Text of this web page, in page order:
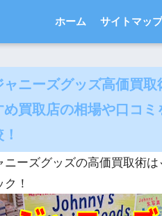
ホーム サイトマップ
ャニーズグッズ高価買取
め買取店の相場や口コミ
ニーズグッズの高価買取術
ク！